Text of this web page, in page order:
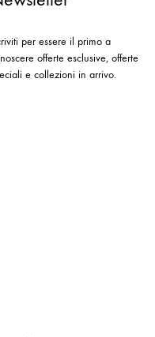
per essere il primo a
offerte esclusive, offerte
e collezioni in arrivo.